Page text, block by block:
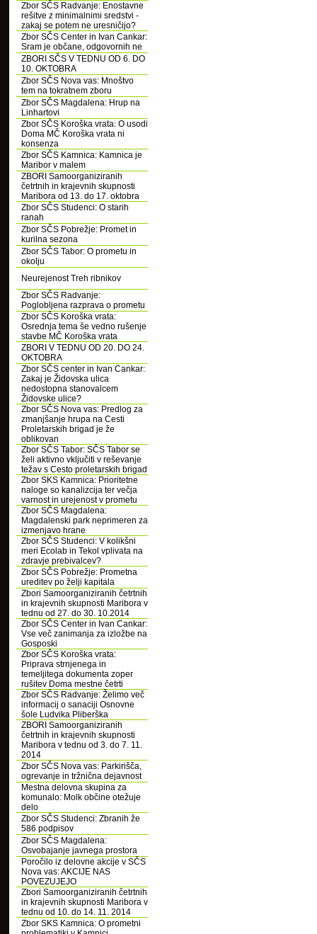
Zbor SČS Radvanje: Enostavne
rešitve z minimalnimi sredstvi -
zakaj se potem ne uresničijo?
Zbor SČS Center in Ivan Cankar:
Sram je občane, odgovornih ne
ZBORI SČS V TEDNU OD 6. DO
10. OKTOBRA
Zbor SČS Nova vas: Mnoštvo
tem na tokratnem zboru
Zbor SČS Magdalena: Hrup na
Linhartovi
Zbor SČS Koroška vrata: O usodi
Doma MČ Koroška vrata ni
konsenza
Zbor SČS Kamnica: Kamnica je
Maribor v malem
ZBORI Samoorganiziranih
četrtnih in krajevnih skupnosti
Maribora od 13. do 17. oktobra
Zbor SČS Studenci: O starih
ranah
Zbor SČS Pobrežje: Promet in
kurilna sezona
Zbor SČS Tabor: O prometu in
okolju
Neurejenost Treh ribnikov
Zbor SČS Radvanje:
Poglobljena razprava o prometu
Zbor SČS Koroška vrata:
Osrednja tema še vedno rušenje
stavbe MČ Koroška vrata
ZBORI V TEDNU OD 20. DO 24.
OKTOBRA
Zbor SČS center in Ivan Cankar:
Zakaj je Židovska ulica
nedostopna stanovalcem
Židovske ulice?
Zbor SČS Nova vas: Predlog za
zmanjšanje hrupa na Cesti
Proletarskih brigad je že
oblikovan
Zbor SČS Tabor: SČS Tabor se
želi aktivno vključiti v reševanje
težav s Cesto proletarskih brigad
Zbor SKS Kamnica: Prioritetne
naloge so kanalizcija ter večja
varnost in urejenost v prometu
Zbor SČS Magdalena:
Magdalenski park neprimeren za
izmenjavo hrane
Zbor SČS Studenci: V kolikšni
meri Ecolab in Tekol vplivata na
zdravje prebivalcev?
Zbor SČS Pobrežje: Prometna
ureditev po želji kapitala
Zbori Samoorganiziranih četrtnih
in krajevnih skupnosti Maribora v
tednu od 27. do 30. 10.2014
Zbor SČS Center in Ivan Cankar:
Vse več zanimanja za izložbe na
Gosposki
Zbor SČS Koroška vrata:
Priprava strnjenega in
temeljitega dokumenta zoper
rušitev Doma mestne četrti
Zbor SČS Radvanje: Želimo več
informacij o sanaciji Osnovne
šole Ludvika Pliberška
ZBORI Samoorganiziranih
četrtnih in krajevnih skupnosti
Maribora v tednu od 3. do 7. 11.
2014
Zbor SČS Nova vas: Parkirišča,
ogrevanje in tržnična dejavnost
Mestna delovna skupina za
komunalo: Molk občine otežuje
delo
Zbor SČS Studenci: Zbranih že
586 podpisov
Zbor SČS Magdalena:
Osvobajanje javnega prostora
Poročilo iz delovne akcije v SČS
Nova vas: AKCIJE NAS
POVEZUJEJO
Zbori Samoorganiziranih četrtnih
in krajevnih skupnosti Maribora v
tednu od 10. do 14. 11. 2014
Zbor SKS Kamnica: O prometni